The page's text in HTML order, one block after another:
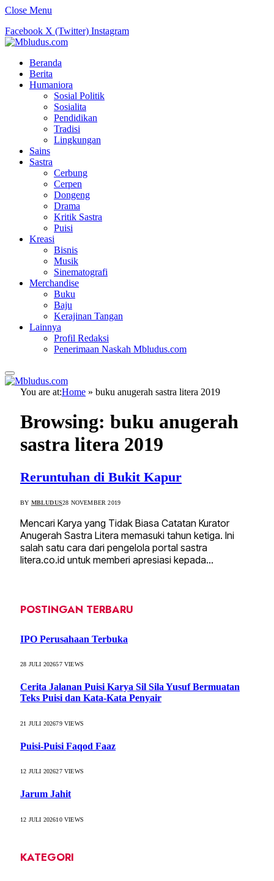
Close Menu
Facebook X (Twitter) Instagram
Beranda
Berita
Humaniora
Sosial Politik
Sosialita
Pendidikan
Tradisi
Lingkungan
Sains
Sastra
Cerbung
Cerpen
Dongeng
Drama
Kritik Sastra
Puisi
Kreasi
Bisnis
Musik
Sinematografi
Merchandise
Buku
Baju
Kerajinan Tangan
Lainnya
Profil Redaksi
Penerimaan Naskah Mbludus.com
You are at:Home » buku anugerah sastra litera 2019
Browsing: buku anugerah
sastra litera 2019
Reruntuhan di Bukit Kapur
BY MBLUDUS28 NOVEMBER 2019
Mencari Karya yang Tidak Biasa Catatan Kurator
Anugerah Sastra Litera memasuki tahun ketiga. Ini
salah satu cara dari pengelola portal sastra
litera.co.id untuk memberi apresiasi kepada…
POSTINGAN TERBARU
IPO Perusahaan Terbuka
28 JULI 202657VIEWS
Cerita Jalanan Puisi Karya Sil Sila Yusuf Bermuatan
Teks Puisi dan Kata-Kata Penyair
21 JULI 202679VIEWS
Puisi-Puisi Faqod Faaz
12 JULI 202627VIEWS
Jarum Jahit
12 JULI 202610VIEWS
KATEGORI